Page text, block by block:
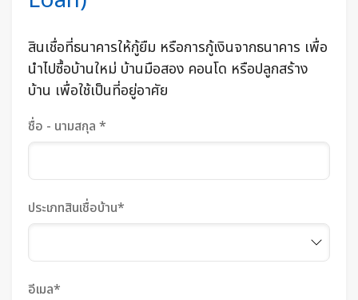
สินเชื่อที่ธนาคารให้กู้ยืม หรือการกู้เงินจากธนาคาร เพื่อ
นำไปซื้อบ้านใหม่ บ้านมือสอง คอนโด หรือปลูกสร้าง
บ้าน เพื่อใช้เป็นที่อยู่อาศัย
ชื่อ - นามสกุล *
ประเภทสินเชื่อบ้าน*
อีเมล*